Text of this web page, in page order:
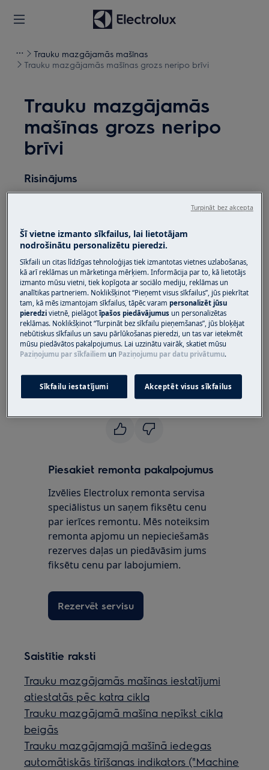
Trauku mazgājamās mašīnas
Trauku mazgājamās mašīnas grozs neripo brīvi
Trauku mazgājamās
mašīnas grozs neripo
brīvi
Risinājums
brīvi
Attiecas uz:
Iebūvējama trauku mazgājamā mašīna
Brīvstāvoša trauku mazgājamā mašīna
Risinājums:
1. Sazinieties ar pilnvarotu servisa centru
mūsu autorizēto servisa centru.
Piesakiet remonta pakalpojumus
Izvēlies Electrolux remonta servisa
speciālistus un saņem fiksētu cenu
par ierīces remontu. Mēs noteiksim
remonta apjomu un nepieciešamās
rezerves daļas un piedāvāsim jums
fiksētu cenu par labojumiem.
Rezervēt servisu
Saistītie raksti
Trauku mazgājamās mašīnas iestatījumi
atiestatās pēc katra cikla
Trauku mazgājamā mašīna nepīkst cikla
beigās
Trauku mazgājamajā mašīnā iedegas
automātiskās tīrīšanas indikators ("Machine
Šī vietne izmanto sīkfailus, lai lietotājam
nodrošinātu personalizētu pieredzi.
Sīkfaili un citas līdzīgas tehnoloģijas tiek izmantotas vietnes uzlabošanas,
kā arī reklāmas un mārketinga mērķiem. Informācija par to, kā lietotājs
izmanto mūsu vietni, tiek kopīgota ar sociālo mediju, reklāmas un
analītikas partneriem. Noklikšķinot “Pieņemt visus sīkfailus”, jūs piekrītat
tam, kā mēs izmantojam sīkfailus, tāpēc varampersonalizēt jūsu
pieredzivietnē, pielāgotīpašos piedāvājumus un personalizētas
reklāmas. Noklikšķinot “Turpināt bez sīkfailu pieņemšanas”, jūs bloķējat
nebūtiskus sīkfailus un savu pārlūkošanas pieredzi, un tas var ietekmēt
mūsu piedāvātos pakalpojumus. Lai uzzinātu vairāk, skatiet mūsu
Paziņojumu par sīkfailiem un Paziņojumu par datu privātumu.
Sīkfailu iestatījumi Akceptēt visus sīkfailus
Turpināt bez akcepta